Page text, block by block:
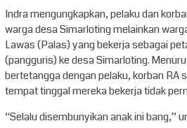
Indra mengungkapkan, pelaku dan
warga desa Simarloting melainkan
Lawas (Palas) yang bekerja sebagai
(pangguris) ke desa Simarloting.
bertetangga dengan pelaku, korban RA
tempat tinggal mereka bekerja tidak
“Selalu disembunyikan anak ini bang,”